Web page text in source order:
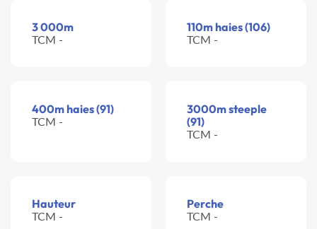
3 000m
TCM -
110m haies (106)
TCM -
400m haies (91)
TCM -
3000m steeple
(91)
TCM -
Hauteur
TCM -
Perche
TCM -